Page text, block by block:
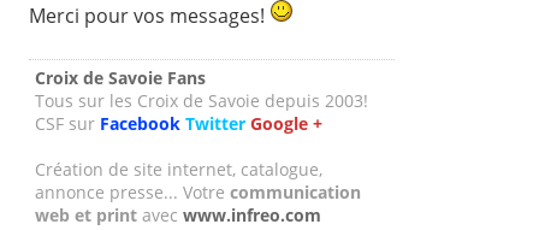
Merci pour vos messages!
Croix de Savoie Fans
Tous sur les Croix de Savoie depuis 2003!
CSF sur Facebook Twitter Google +
Création de site internet, catalogue,
annonce presse... Votrecommunication
web et print avecwww.infreo.com